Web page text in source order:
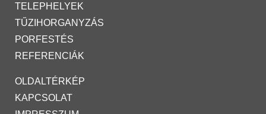
TELEPHELYEK
TŰZIHORGANYZÁS
PORFESTÉS
REFERENCIÁK
OLDALTÉRKÉP
KAPCSOLAT